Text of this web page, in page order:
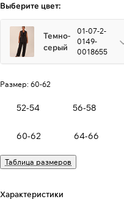
Выберите цвет:
Темно-
серый
01-07-2-
0149-
0018655
Размер: 60-62
52-54 56-58
60-62 64-66
Таблица размеров
Характеристики